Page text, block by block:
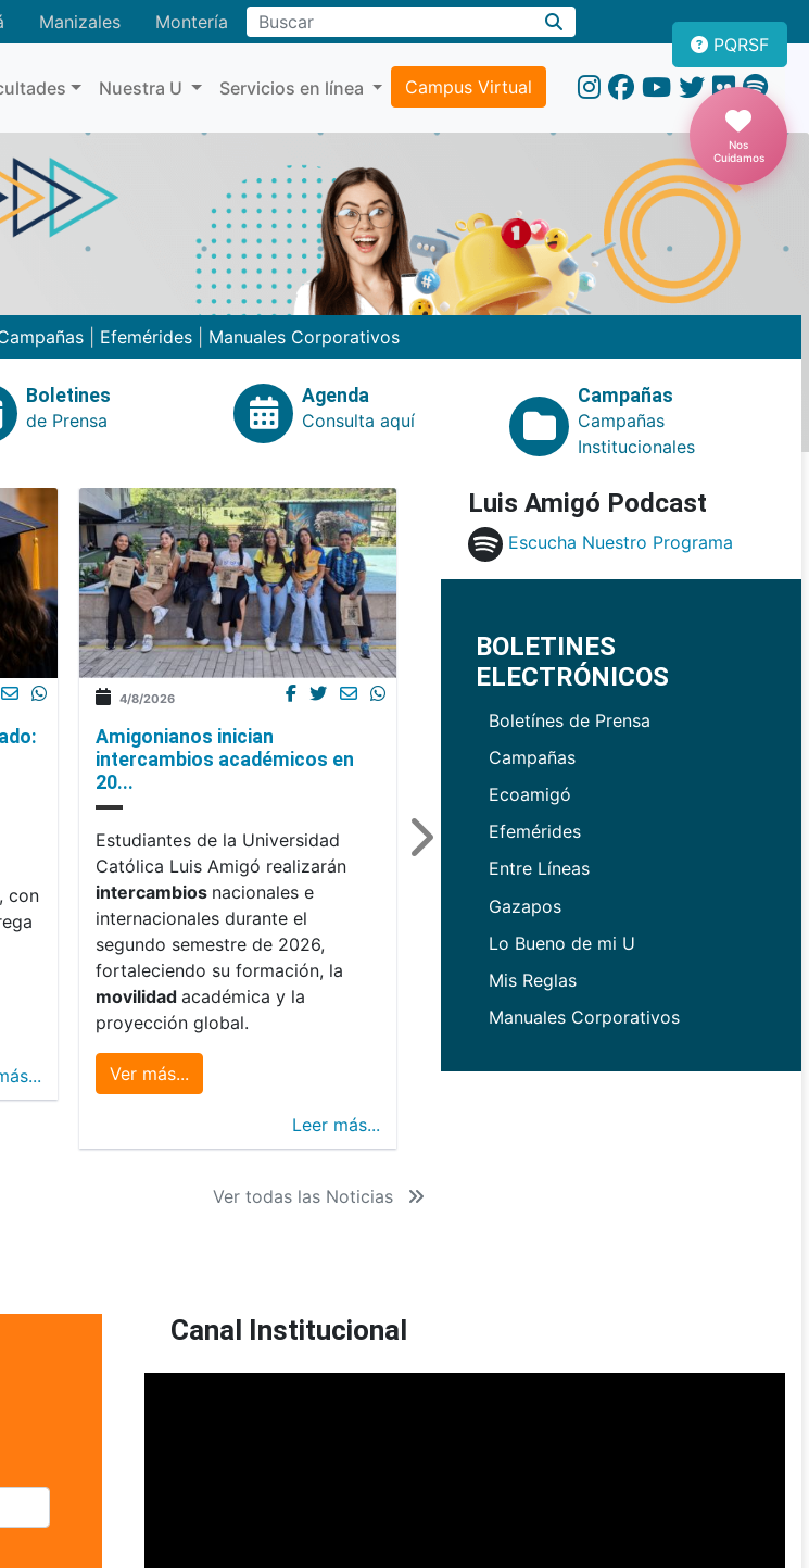
Manizales MonteríaBuscar
Nuestra U Servicios en línea Campus Virtual
PQRSF
Nos
Cuidamos
Efemérides Manuales Corporativos
Boletines
de Prensa
Agenda
Consulta aquí
Campañas
Campañas
Institucionales
con
4/8/2026
Amigonianos inician
intercambios académicos en
20...
Estudiantes de la Universidad
Católica Luis Amigó realizarán
intercambios nacionales e
internacionales durante el
segundo semestre de 2026,
fortaleciendo su formación, la
movilidad académica y la
proyección global.
Ver más...
Leer más...
Ver todas las Noticias
Luis Amigó Podcast
Escucha Nuestro Programa
BOLETINES
ELECTRÓNICOS
Boletínes de Prensa
Campañas
Ecoamigó
Efemérides
Entre Líneas
Gazapos
Lo Bueno de mi U
Mis Reglas
Manuales Corporativos
Canal Institucional